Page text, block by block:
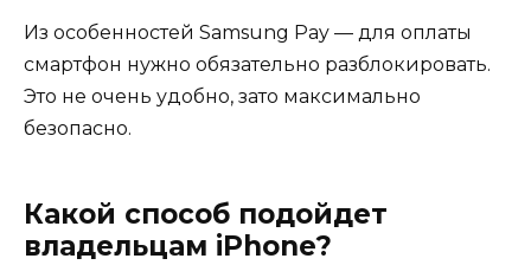
Из особенностей Samsung Pay — для оплаты
смартфон нужно обязательно разблокировать.
Это не очень удобно, зато максимально
безопасно.
Какой способ подойдет
владельцам iPhone?